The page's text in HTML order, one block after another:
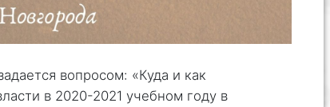
вопросом: «Куда и как
в 2020-2021 учебном году в